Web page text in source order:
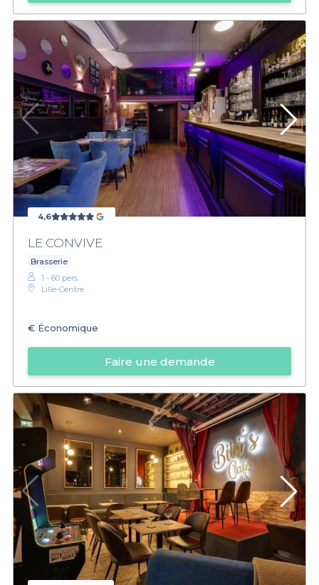
4,6
LE CONVIVE
Brasserie
1 - 60 pers.
Lille-Centre
€ Économique
Faire une demande